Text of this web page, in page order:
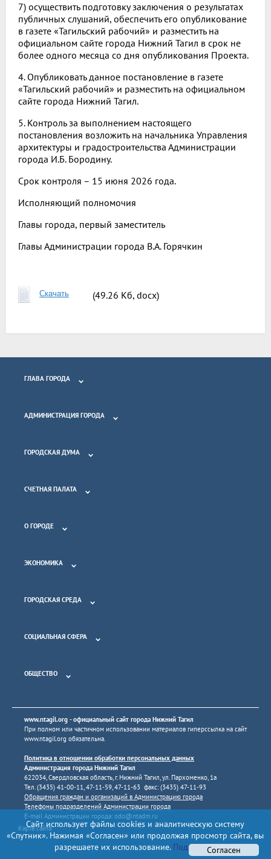
7) осуществить подготовку заключения о результатах
публичных слушаний, обеспечить его опубликование
в газете «Тагильский рабочий» и разместить на
официальном сайте города Нижний Тагил в срок не
более одного месяца со дня опубликования Проекта.
4. Опубликовать данное постановление в газете
«Тагильский рабочий» и разместить на официальном
сайте города Нижний Тагил.
5. Контроль за выполнением настоящего
постановления возложить на начальника Управления
архитектуры и градостроительства Администрации
города И.Б. Бородину.
Срок контроля – 15 июня 2026 года.
Исполняющий полномочия
Главы города, первый заместитель
Главы Администрации города В.А. Горячкин
Скачать (49.26 Кб, docx)
ГЛАВА ГОРОДА
АДМИНИСТРАЦИЯ ГОРОДА
ГОРОДСКАЯ ДУМА
СЧЕТНАЯ ПАЛАТА
О ГОРОДЕ
ЭКОНОМИКА
ГОРОДСКАЯ СРЕДА
СОЦИАЛЬНАЯ СФЕРА
ОБЩЕСТВО
www.ntagil.org - официальный сайт города Нижний Тагил
При полном или частичном использовании материалов гиперссылка на сайт
www.ntagil.org обязательна.
Политика в отношении обработки персональных данных
Администрация города Нижний Тагил
622034, Свердловская область, г. Нижний Тагил, ул. Пархоменко, 1а
Тел. (3435) 41-00-11, 47-11-59, 47-11-63 факс: (3435) 47-11-93
Обращения граждан и организаций в Администрацию города
Телефоны подразделений Администрации города
E-mail Администрации города: odo@ntadm.ru
Карта сайта
Сайт использует файлы cookies и аналитическую систему
«Спутник». Нажимая «Согласен» или продолжая просмотр сайта, вы
разрешаете их использование.ПодробнееСогласен